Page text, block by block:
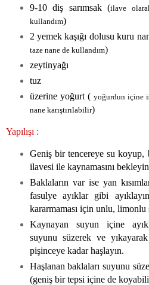
9-10 diş sarımsak (ilave
kullandım)
2 yemek kaşığı dolusu kuru
taze nane de kullandım)
zeytinyağı
tuz
üzerine yoğurt ( yoğurdun içine
nane karıştırılabilir)
Yapılışı :
Geniş bir tencereye su koyup,
ilavesi ile kaynamasını
Baklaların var ise yan
fasulye ayıklar gibi
kararmaması için unlu,
Kaynayan suyun içine
suyunu süzerek ve
pişinceye kadar haşlayın.
Haşlanan baklaları suyunu
(geniş bir tepsi içine de